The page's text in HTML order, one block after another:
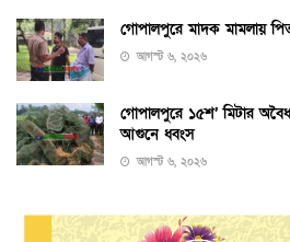
গোপালপুরে মাদক মামলায়
আগস্ট ৬, ২০২৬
গোপালপুরে ১৫শ’ মিটার
আগুনে ধ্বংস
আগস্ট ৬, ২০২৬